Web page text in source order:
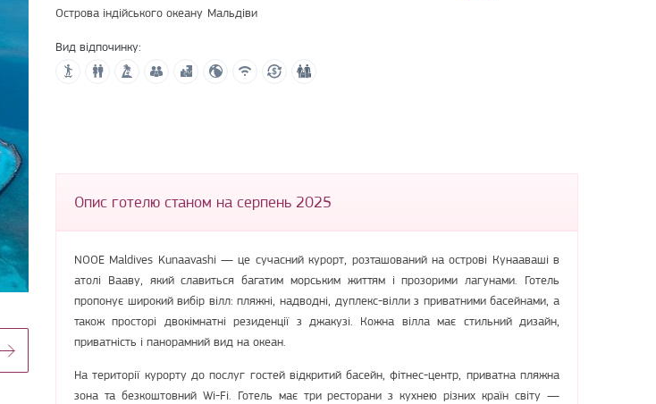
Острова індійського океану Мальдіви
Вид відпочинку:
Опис готелю станом на серпень 2025
NOOE Maldives Kunaavashi — це сучасний курорт, розташований на острові Кунааваші в
атолі Вааву, який славиться багатим морським життям і прозорими лагунами. Готель
пропонує широкий вибір вілл: пляжні, надводні, дуплекс-вілли з приватними басейнами, а
також просторі двокімнатні резиденції з джакузі. Кожна вілла має стильний дизайн,
приватність і панорамний вид на океан.
На території курорту до послуг гостей відкритий басейн, фітнес-центр, приватна пляжна
зона та безкоштовний Wi-Fi. Готель має три ресторани з кухнею різних країн світу —